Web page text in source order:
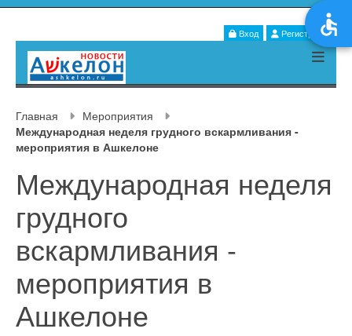
Вход Регистрация
Главная
Мероприятия
Международная неделя грудного вскармливания -
мероприятия в Ашкелоне
Международная неделя
грудного
вскармливания -
мероприятия в
Ашкелоне